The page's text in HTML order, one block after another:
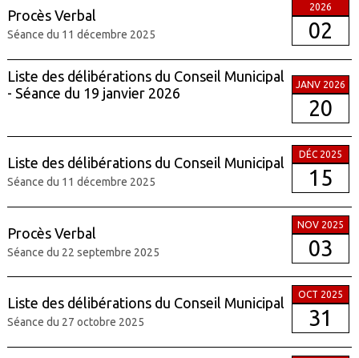
Procès Verbal
Séance du 11 décembre 2025
2026
02
Liste des délibérations du Conseil Municipal
- Séance du 19 janvier 2026
JANV 2026
20
Liste des délibérations du Conseil Municipal
Séance du 11 décembre 2025
DÉC 2025
15
Procès Verbal
Séance du 22 septembre 2025
NOV 2025
03
Liste des délibérations du Conseil Municipal
Séance du 27 octobre 2025
OCT 2025
31